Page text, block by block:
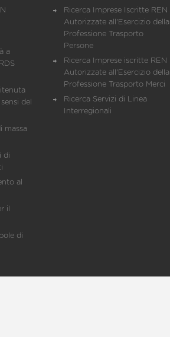
a
del
massa
di
al
il
di
Ricerca Imprese Iscritte REN
Autorizzate all'Esercizio della
Professione Trasporto
Persone
Ricerca Imprese iscritte REN
Autorizzate all'Esercizio della
Professione Trasporto Merci
Ricerca Servizi di Linea
Interregionali